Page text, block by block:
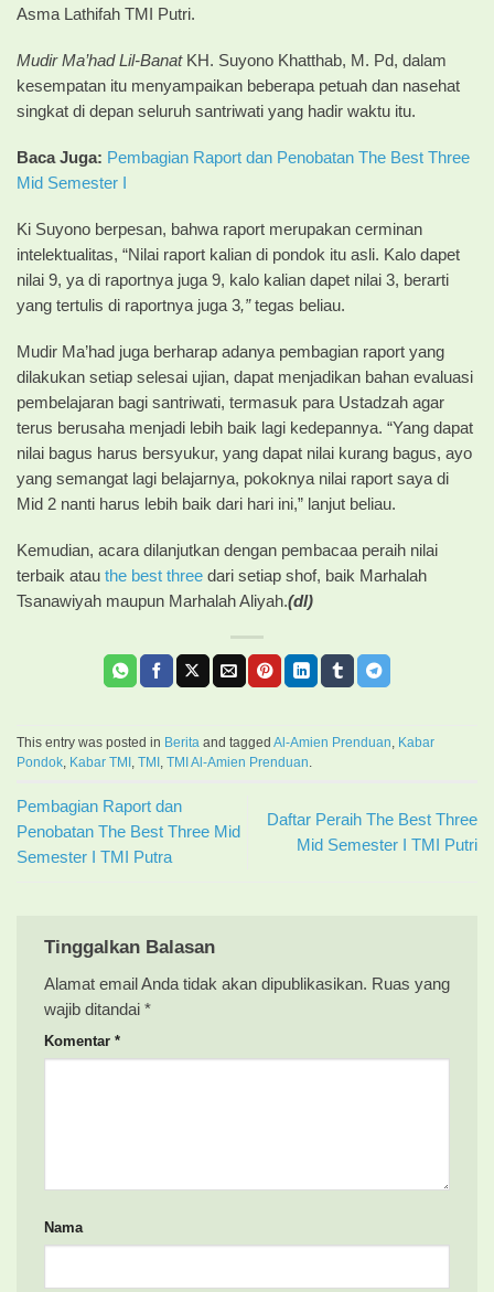
Asma Lathifah TMI Putri.
Mudir Ma’had Lil-BanatKH. Suyono Khatthab, M. Pd, dalam
kesempatan itu menyampaikan beberapa petuah dan nasehat
singkat di depan seluruh santriwati yang hadir waktu itu.
Baca Juga: Pembagian Raport dan Penobatan The Best Three
Mid Semester I
Ki Suyono berpesan, bahwa raport merupakan cerminan
intelektualitas, “Nilai raport kalian di pondok itu asli. Kalo dapet
nilai 9, ya di raportnya juga 9, kalo kalian dapet nilai 3, berarti
yang tertulis di raportnya juga 3,”tegas beliau.
Mudir Ma’had juga berharap adanya pembagian raport yang
dilakukan setiap selesai ujian, dapat menjadikan bahan evaluasi
pembelajaran bagi santriwati, termasuk para Ustadzah agar
terus berusaha menjadi lebih baik lagi kedepannya. “Yang dapat
nilai bagus harus bersyukur, yang dapat nilai kurang bagus, ayo
yang semangat lagi belajarnya, pokoknya nilai raport saya di
Mid 2 nanti harus lebih baik dari hari ini,” lanjut beliau.
Kemudian, acara dilanjutkan dengan pembacaa peraih nilai
terbaik atau the best three dari setiap shof, baik Marhalah
Tsanawiyah maupun Marhalah Aliyah.(dl)
This entry was posted in Berita and tagged Al-Amien Prenduan
Kabar
Pondok Kabar TMI TMI TMI Al-Amien Prenduan
Pembagian Raport dan
Penobatan The Best Three Mid
Semester I TMI Putra
Daftar Peraih The Best Three
Mid Semester I TMI Putri
Tinggalkan Balasan
Alamat email Anda tidak akan dipublikasikan. Ruas yang
wajib ditandai *
Komentar *
Nama